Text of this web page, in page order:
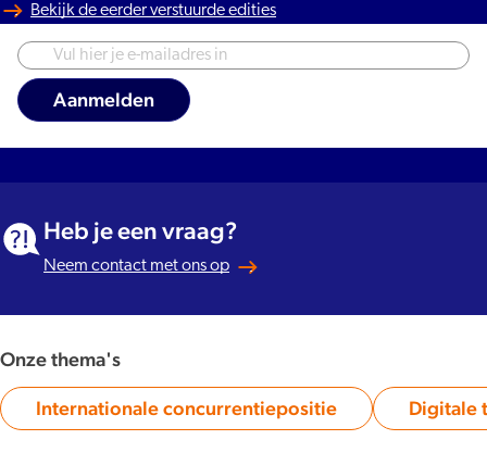
Bekijk de eerder verstuurde edities
Heb je een vraag?
Neem contact met ons op
Onze thema's
Category:
Internationale concurrentiepositie Digitale